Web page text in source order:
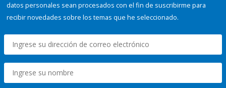
datos personales sean procesados con el fin de suscribirme para
recibir novedades sobre los temas que he seleccionado.